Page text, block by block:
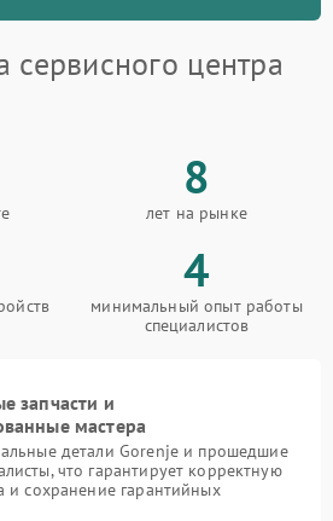
центра
8
лет на рынке
4
минимальный опыт работы
специалистов
запчасти и
мастера
детали Gorenje и прошедшие
что гарантирует корректную
и сохранение гарантийных